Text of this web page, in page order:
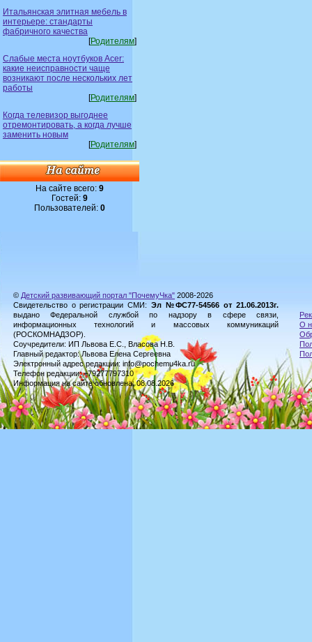
Итальянская элитная мебель в
интерьере: стандарты
фабричного качества
[Родителям]
Слабые места ноутбуков Acer:
какие неисправности чаще
возникают после нескольких лет
работы
[Родителям]
Когда телевизор выгоднее
отремонтировать, а когда лучше
заменить новым
[Родителям]
На сайте всего: 9
Гостей: 9
Пользователей: 0
© Детский развивающий портал "ПочемуЧка" 2008-2026
Свидетельство о регистрации СМИ: Эл №ФС77-54566 от 21.06.2013г.
выдано Федеральной службой по надзору в сфере связи,
информационных технологий и массовых коммуникаций
(РОСКОМНАДЗОР).
Соучредители: ИП Львова Е.С., Власова Н.В.
Главный редактор: Львова Елена Сергеевна
Электронный адрес редакции: info@pochemu4ka.ru
Телефон редакции: +79277797310
Информация на сайте обновлена: 08.08.2026
О